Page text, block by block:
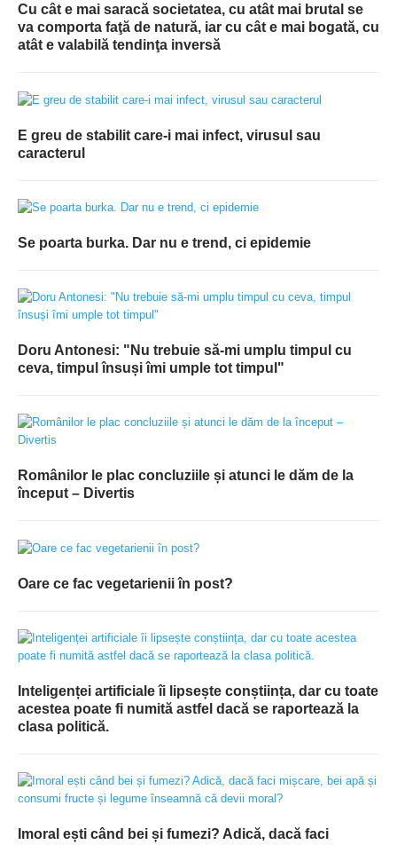
Cu cât e mai saracă societatea, cu atât mai brutal se
va comporta faţă de natură, iar cu cât e mai bogată, cu
atât e valabilă tendinţa inversă
E greu de stabilit care-i mai infect, virusul sau
caracterul
Se poarta burka. Dar nu e trend, ci epidemie
Doru Antonesi: "Nu trebuie să-mi umplu timpul cu
ceva, timpul însuși îmi umple tot timpul"
Românilor le plac concluziile și atunci le dăm de la
început – Divertis
Oare ce fac vegetarienii în post?
Inteligenței artificiale îi lipsește conștiința, dar cu toate
acestea poate fi numită astfel dacă se raportează la
clasa politică.
Imoral ești când bei și fumezi? Adică, dacă faci